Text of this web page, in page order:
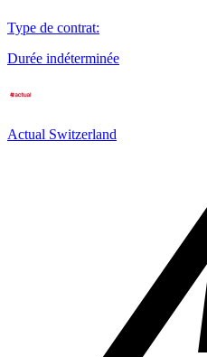
Type de contrat:
Durée indéterminée
Actual Switzerland